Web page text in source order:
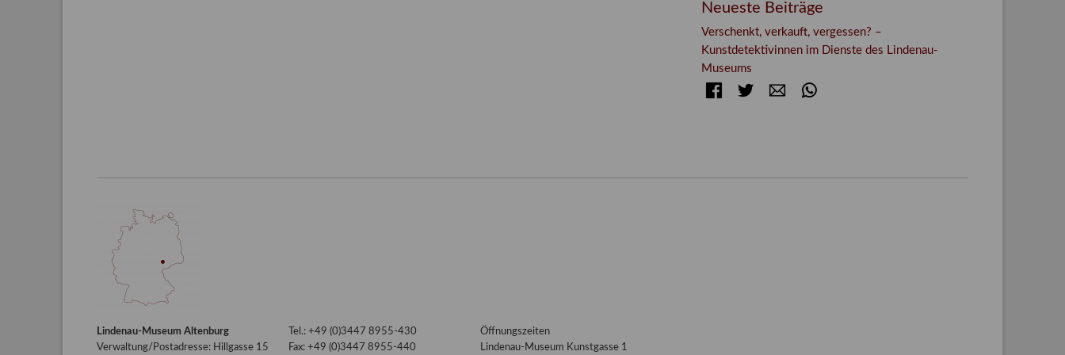
Neueste Beiträge
Verschenkt, verkauft, vergessen? –
Kunstdetektivinnen im Dienste des Lindenau-
Museums
FacebookTwitter E-mail
Lindenau-Museum Altenburg
Verwaltung/Postadresse: Hillgasse 15
Tel.: +49 (0)3447 8955-430
Fax: +49 (0)3447 8955-440
Öffnungszeiten
Lindenau-Museum Kunstgasse 1